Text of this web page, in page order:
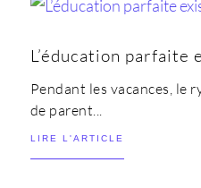
L’éducation parfaite
Pendant les vacances, le
de parent...
LIRE L'ARTICLE